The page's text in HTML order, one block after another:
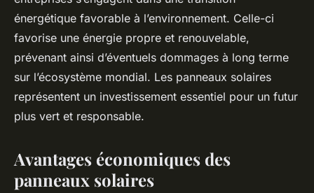
énergétique favorable à l’environnement. Celle-ci
favorise une énergie propre et renouvelable,
prévenant ainsi d’éventuels dommages à long terme
sur l’écosystème mondial. Les panneaux solaires
représentent un investissement essentiel pour un futur
plus vert et responsable.
Avantages économiques des
panneaux solaires